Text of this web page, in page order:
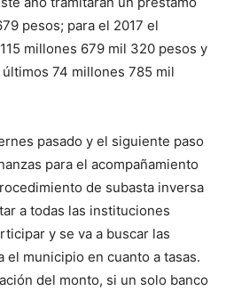
pesos; para el 2017 el
millones 679 mil 320 pesos y
74 millones 785 mil
pasado y el siguiente paso
para el acompañamiento
de subasta inversa
a todas las instituciones
y se va a buscar las
el municipio en cuanto a tasas.
del monto, si un solo banco